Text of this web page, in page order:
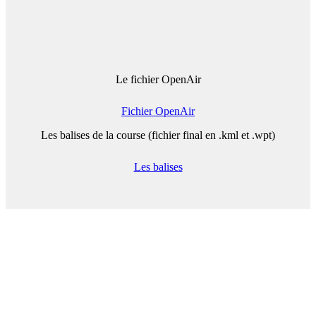
Le fichier OpenAir
Fichier OpenAir
Les balises de la course (fichier final en .kml et .wpt)
Les balises